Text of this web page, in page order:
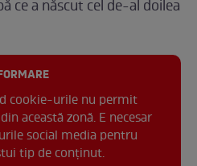
ce a născut cel de-al doilea
cookie-urile nu permit
această zonă. E necesar
social media pentru
tip de conținut.